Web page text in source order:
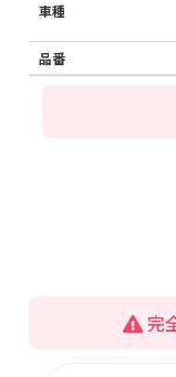
車種
品番
完